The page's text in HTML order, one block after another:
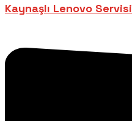
Kaynaşlı Lenovo Servisi